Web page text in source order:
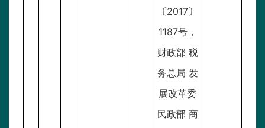
〔2017〕
1187号，
财政部 税
务总局 发
展改革委
民政部 商